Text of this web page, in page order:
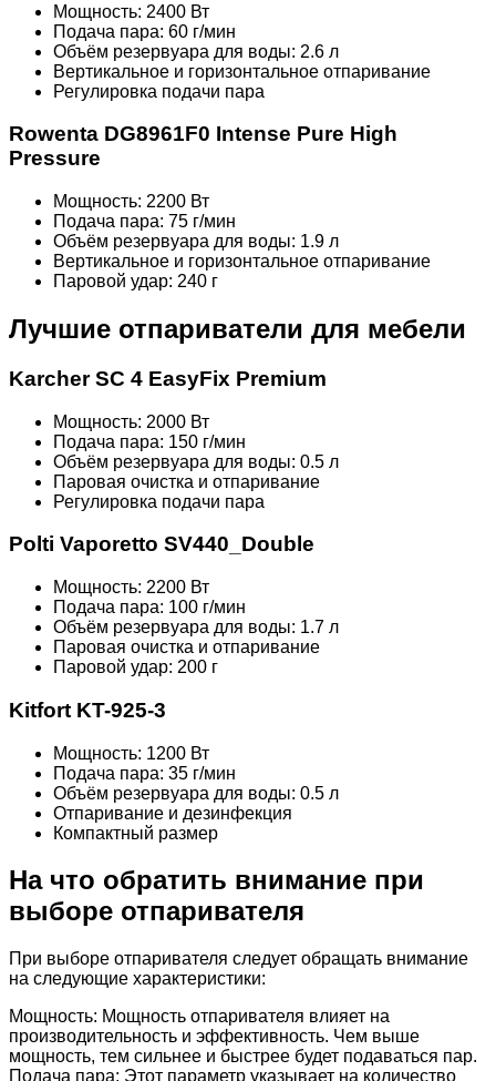
Мощность: 2400 Вт
Подача пара: 60 г/мин
Объём резервуара для воды: 2.6 л
Вертикальное и горизонтальное отпаривание
Регулировка подачи пара
Rowenta DG8961F0 Intense Pure High
Pressure
Мощность: 2200 Вт
Подача пара: 75 г/мин
Объём резервуара для воды: 1.9 л
Вертикальное и горизонтальное отпаривание
Паровой удар: 240 г
Лучшие отпариватели для мебели
Karcher SC 4 EasyFix Premium
Мощность: 2000 Вт
Подача пара: 150 г/мин
Объём резервуара для воды: 0.5 л
Паровая очистка и отпаривание
Регулировка подачи пара
Polti Vaporetto SV440_Double
Мощность: 2200 Вт
Подача пара: 100 г/мин
Объём резервуара для воды: 1.7 л
Паровая очистка и отпаривание
Паровой удар: 200 г
Kitfort KT-925-3
Мощность: 1200 Вт
Подача пара: 35 г/мин
Объём резервуара для воды: 0.5 л
Отпаривание и дезинфекция
Компактный размер
На что обратить внимание при
выборе отпаривателя
При выборе отпаривателя следует обращать внимание
на следующие характеристики:
Мощность: Мощность отпаривателя влияет на
производительность и эффективность. Чем выше
мощность, тем сильнее и быстрее будет подаваться пар.
Подача пара: Этот параметр указывает на количество